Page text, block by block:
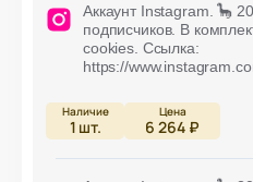
Аккаунт Instagram. 🦕
подписчиков. В
cookies. Ссылка:
https://
1 шт. 6 264 ₽